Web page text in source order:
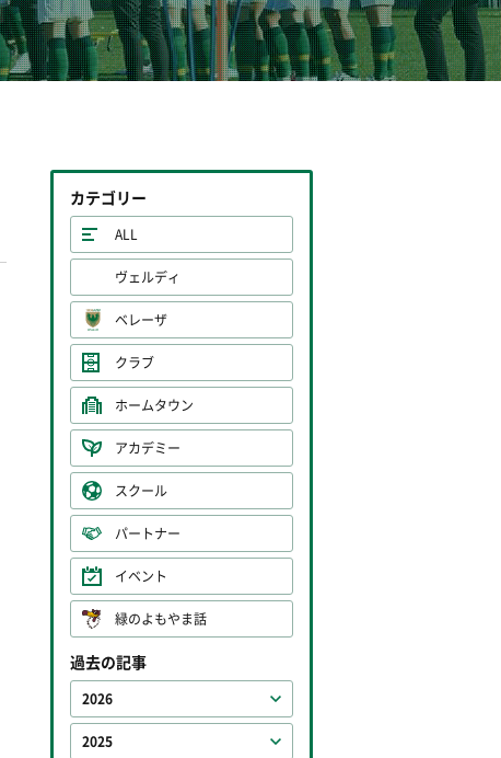
カテゴリー
ALL
ヴェルディ
ベレーザ
クラブ
ホームタウン
アカデミー
スクール
パートナー
イベント
緑のよもやま話
過去の記事
2026
2025